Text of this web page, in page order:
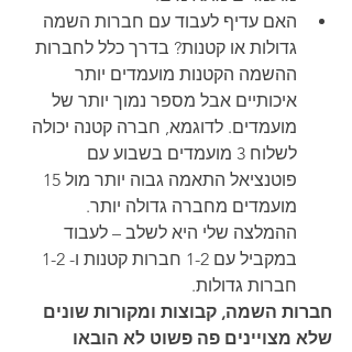
האם עדיף לעבוד עם חברות השמה
גדולות או קטנות? בדרך כלל לחברות
ההשמה הקטנות מועמדים יותר
איכותיים אבל מספר נמוך יותר של
מועמדים. לדוגמא, חברה קטנה יכולה
לשלוח 3 מועמדים בשבוע עם
מועמדים מחברה גדולה יותר.
ההמלצה שלי היא לשלב – לעבוד
חברות גדולות.
חברות השמה, קבוצות ומקורות שונים
שלא מצויינים פה פשוט לא הובאו